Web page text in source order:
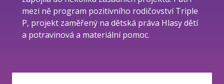
mezi ně program pozitivního rodičovství Triple
P, projekt zaměřený na dětská práva Hlasy dětí
a potravinová a materiální pomoc.